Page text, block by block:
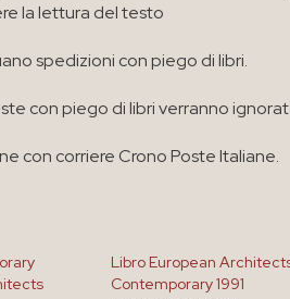
la lettura del testo
spedizioni con piego di libri.
con piego di libri verranno
con corriere Crono Poste Italiane.
Libro European
Contemporary 1991